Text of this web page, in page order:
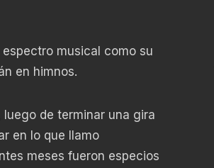
musical como su
en himnos.
luego de terminar una gira
en lo que llamo
meses fueron especios